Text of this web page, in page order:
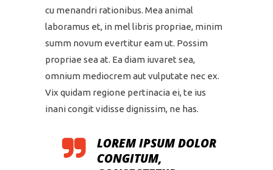
cu menandri rationibus. Mea animal
laboramus et, in mel libris propriae, minim
summ novum evertitur eam ut. Possim
propriae sea at. Ea diam iuvaret sea,
omnium mediocrem aut vulputate nec ex.
Vix quidam regione pertinacia ei, te ius
inani congit vidisse dignissim, ne has.
LOREM IPSUM DOLOR
CONGITUM,